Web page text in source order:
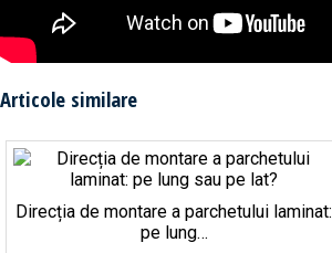
Articole similare
Direcția de montare a parchetului laminat:
pe lung…